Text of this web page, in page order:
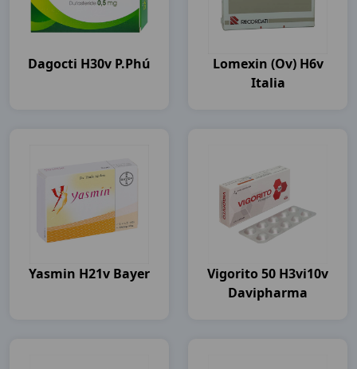
Dagocti H30v P.Phú
Lomexin (ov) H6v
Italia
Yasmin H21v Bayer
Vigorito 50 H3vi10v
Davipharma